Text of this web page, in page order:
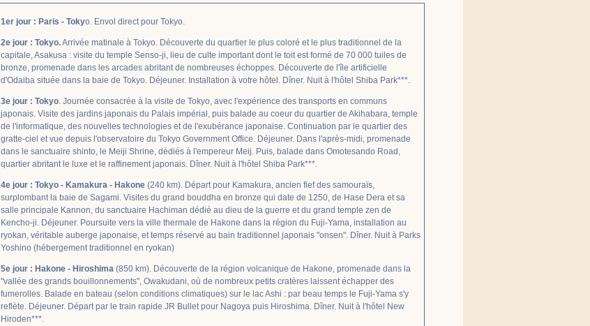
1er jour : Paris - Tokyo. Envol direct pour Tokyo.
2e jour : Tokyo.Arrivée matinale à Tokyo. Découverte du quartier le plus coloré et le plus traditionnel de la
capitale, Asakusa : visite du temple Senso-ji, lieu de culte important dont le toit est formé de 70 000 tuiles de
bronze, promenade dans les arcades abritant de nombreuses échoppes. Découverte de l'île artificielle
d'Odaiba située dans la baie de Tokyo. Déjeuner. Installation à votre hôtel. Dîner. Nuit à l'hôtel Shiba Park***.
3e jour : Tokyo. Journée consacrée à la visite de Tokyo, avec l'expérience des transports en communs
japonais. Visite des jardins japonais du Palais impérial, puis balade au coeur du quartier de Akihabara, temple
de l'informatique, des nouvelles technologies et de l'exubérance japonaise. Continuation par le quartier des
gratte-ciel et vue depuis l'observatoire du Tokyo Government Office. Déjeuner. Dans l'après-midi, promenade
dans le sanctuaire shinto, le Meiji Shrine, dédiés à l'empereur Meij. Puis, balade dans Omotesando Road,
quartier abritant le luxe et le raffinement japonais. Dîner. Nuit à l'hôtel Shiba Park***.
4e jour : Tokyo - Kamakura - Hakone (240 km). Départ pour Kamakura, ancien fief des samouraïs,
surplombant la baie de Sagami. Visites du grand bouddha en bronze qui date de 1250, de Hase Dera et sa
salle principale Kannon, du sanctuaire Hachiman dédié au dieu de la guerre et du grand temple zen de
Kencho-ji. Déjeuner. Poursuite vers la ville thermale de Hakone dans la région du Fuji-Yama, installation au
ryokan, véritable auberge japonaise, et temps réservé au bain traditionnel japonais "onsen". Dîner. Nuit à Parks
Yoshino (hébergement traditionnel en ryokan)
5e jour : Hakone - Hiroshima (850 km). Découverte de la région volcanique de Hakone, promenade dans la
"vallée des grands bouillonnements", Owakudani, où de nombreux petits cratères laissent échapper des
fumerolles. Balade en bateau (selon conditions climatiques) sur le lac Ashi : par beau temps le Fuji-Yama s'y
reflète. Déjeuner. Départ par le train rapide JR Bullet pour Nagoya puis Hiroshima. Dîner. Nuit à l'hôtel New
Hiroden***.